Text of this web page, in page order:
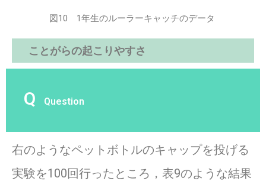
図10 1年生のルーラーキャッチのデータ
ことがらの起こりやすさ
Q Question
右のようなペットボトルのキャップを投げる
実験を100回行ったところ，表9のような結果